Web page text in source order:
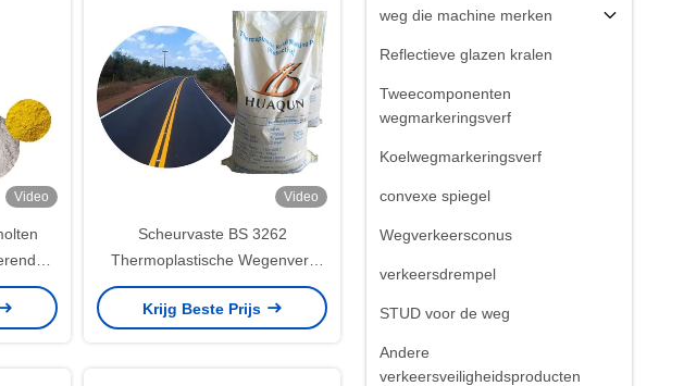
weg die machine merken
Reflectieve glazen kralen
Tweecomponenten
wegmarkeringsverf
Koelwegmarkeringsverf
convexe spiegel
Wegverkeersconus
verkeersdrempel
STUD voor de weg
Andere
verkeersveiligheidsproducten
Video Video
Scheurvaste BS 3262
Thermoplastische Wegenverf
Poeder - Sneldrogend (minder
dan 3 minuten) in 25kg/zak
Krijg Beste Prijs